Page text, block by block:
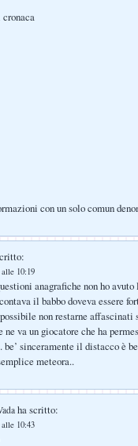
cronaca
con un solo comun
10:19
anagrafiche non ho
il babbo doveva essere
non restarne
ne va un giocatore che ha
sinceramente il distacco è
meteora..
ha scritto:
10:43